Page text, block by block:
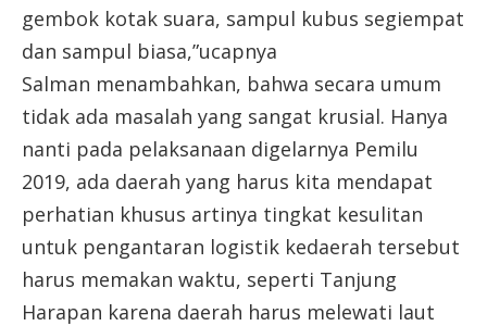
gembok kotak suara, sampul kubus segiempat
dan sampul biasa,”ucapnya
Salman menambahkan, bahwa secara umum
tidak ada masalah yang sangat krusial. Hanya
nanti pada pelaksanaan digelarnya Pemilu
2019, ada daerah yang harus kita mendapat
perhatian khusus artinya tingkat kesulitan
untuk pengantaran logistik kedaerah tersebut
harus memakan waktu, seperti Tanjung
Harapan karena daerah harus melewati laut